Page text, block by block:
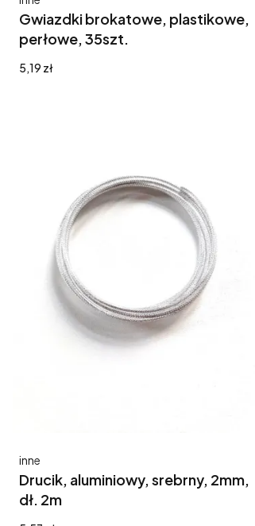
Gwiazdki brokatowe, plastikowe,
perłowe, 35szt.
Cena
5,19 zł
Drucik, aluminiowy, srebrny, 2mm,
dł. 2m
Producent
inne